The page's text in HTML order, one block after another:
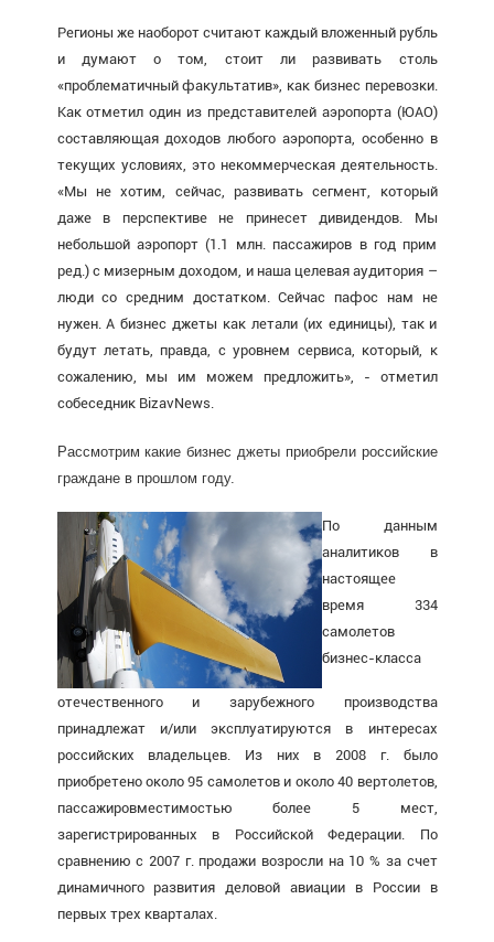
Регионы же наоборот считают каждый вложенный рубль
и думают о том, стоит ли развивать столь
«проблематичный факультатив», как бизнес перевозки.
Как отметил один из представителей аэропорта (ЮАО)
составляющая доходов любого аэропорта, особенно в
текущих условиях, это некоммерческая деятельность.
«Мы не хотим, сейчас, развивать сегмент, который
даже в перспективе не принесет дивидендов. Мы
небольшой аэропорт (1.1 млн. пассажиров в год прим
ред.) с мизерным доходом, и наша целевая аудитория –
люди со средним достатком. Сейчас пафос нам не
нужен. А бизнес джеты как летали (их единицы), так и
будут летать, правда, с уровнем сервиса, который, к
сожалению, мы им можем предложить», - отметил
собеседник BizavNews.
Рассмотрим какие бизнес джеты приобрели российские
граждане в прошлом году.
По данным
аналитиков в
настоящее
время 334
самолетов
бизнес-класса
отечественного и зарубежного производства
принадлежат и/или эксплуатируются в интересах
российских владельцев. Из них в 2008 г. было
приобретено около 95 самолетов и около 40 вертолетов,
пассажировместимостью более 5 мест,
зарегистрированных в Российской Федерации. По
сравнению с 2007 г. продажи возросли на 10 % за счет
динамичного развития деловой авиации в России в
первых трех кварталах.